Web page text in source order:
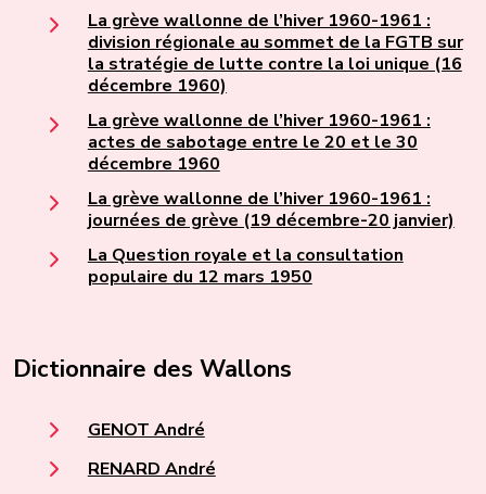
La grève wallonne de l’hiver 1960-1961 :
division régionale au sommet de la FGTB sur
la stratégie de lutte contre la loi unique (16
décembre 1960)
La grève wallonne de l’hiver 1960-1961 :
actes de sabotage entre le 20 et le 30
décembre 1960
La grève wallonne de l’hiver 1960-1961 :
journées de grève (19 décembre-20 janvier)
La Question royale et la consultation
populaire du 12 mars 1950
Dictionnaire des Wallons
GENOT André
RENARD André